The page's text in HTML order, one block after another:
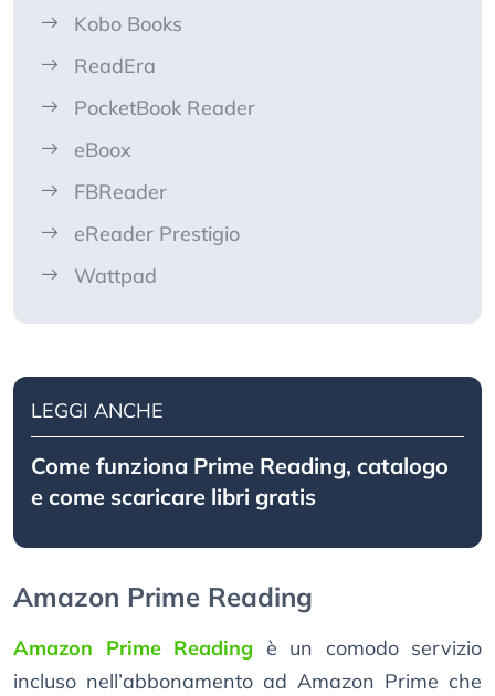
Kobo Books
ReadEra
PocketBook Reader
eBoox
FBReader
eReader Prestigio
Wattpad
LEGGI ANCHE
Come funziona Prime Reading, catalogo
e come scaricare libri gratis
Amazon Prime Reading
Amazon Prime Reading è un comodo servizio
incluso nell’abbonamento ad Amazon Prime che